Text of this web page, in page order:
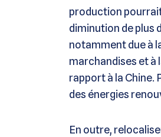
production
diminution de plus
notamment due à
marchandises et à
rapport à la Chine.
des énergies
En outre,